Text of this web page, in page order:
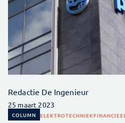
Redactie De Ingenieur
25 maart 2023
COLUMN ELEKTROTECHNIEKFINANCIEEL